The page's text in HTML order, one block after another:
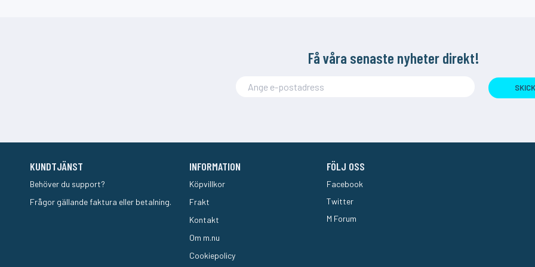
Få våra senaste nyheter direkt!
KUNDTJÄNST
Behöver du support?
Frågor gällande faktura eller betalning.
INFORMATION
Köpvillkor
Frakt
Kontakt
Om m.nu
Cookiepolicy
FÖLJ OSS
Facebook
Twitter
M Forum